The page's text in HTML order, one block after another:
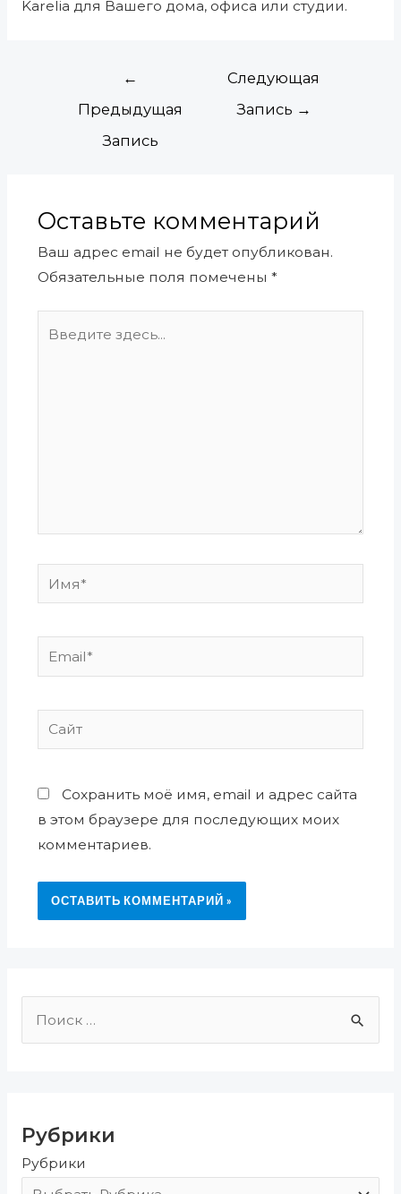
Karelia для Вашего дома, офиса или студии.
←
Предыдущая
Запись
Следующая
Запись →
Оставьте комментарий
Ваш адрес email не будет опубликован.
Обязательные поля помечены *
Имя*
Email*
Сайт
Сохранить моё имя, email и адрес сайта
в этом браузере для последующих моих
комментариев.
к
:
Рубрики
Рубрики